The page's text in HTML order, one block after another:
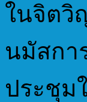
ในจิตวิ
นมัสกา
ประชุม